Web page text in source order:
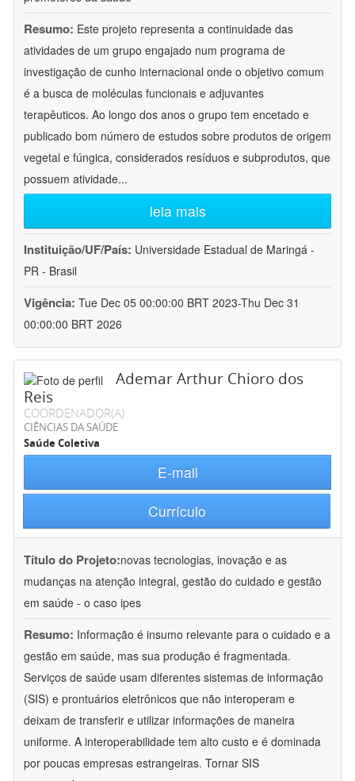
Resumo: Este projeto representa a continuidade das
atividades de um grupo engajado num programa de
investigação de cunho internacional onde o objetivo comum
é a busca de moléculas funcionais e adjuvantes
terapêuticos. Ao longo dos anos o grupo tem encetado e
publicado bom número de estudos sobre produtos de origem
vegetal e fúngica, considerados resíduos e subprodutos, que
possuem atividade...
leia mais
Instituição/UF/País: Universidade Estadual de Maringá -
PR - Brasil
Vigência: Tue Dec 05 00:00:00 BRT 2023-Thu Dec 31
00:00:00 BRT 2026
Ademar Arthur Chioro dos
Reis
COORDENADOR(A)
CIÊNCIAS DA SAÚDE
Saúde Coletiva
E-mail
Currículo
Título do Projeto:novas tecnologias, inovação e as
mudanças na atenção integral, gestão do cuidado e gestão
em saúde - o caso ipes
Resumo: Informação é insumo relevante para o cuidado e a
gestão em saúde, mas sua produção é fragmentada.
Serviços de saúde usam diferentes sistemas de informação
(SIS) e prontuários eletrônicos que não interoperam e
deixam de transferir e utilizar informações de maneira
uniforme. A interoperabilidade tem alto custo e é dominada
por poucas empresas estrangeiras. Tornar SIS